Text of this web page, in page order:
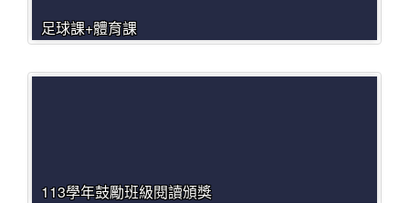
足球課+體育課
113學年鼓勵班級閱讀頒獎